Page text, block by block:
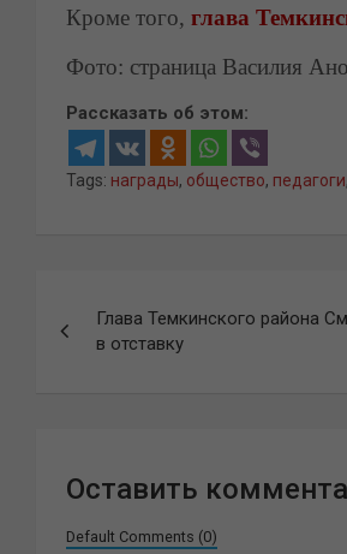
Кроме того, глава
Фото: страница Василия
Рассказать об этом:
Tags: награды, общество, педагоги
по
Глава Темкинского района
в отставку
Оставить
Default Comments (0)